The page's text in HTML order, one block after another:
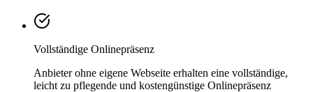
Vollständige Onlinepräsenz
Anbieter ohne eigene Webseite erhalten eine vollständige,
leicht zu pflegende und kostengünstige Onlinepräsenz